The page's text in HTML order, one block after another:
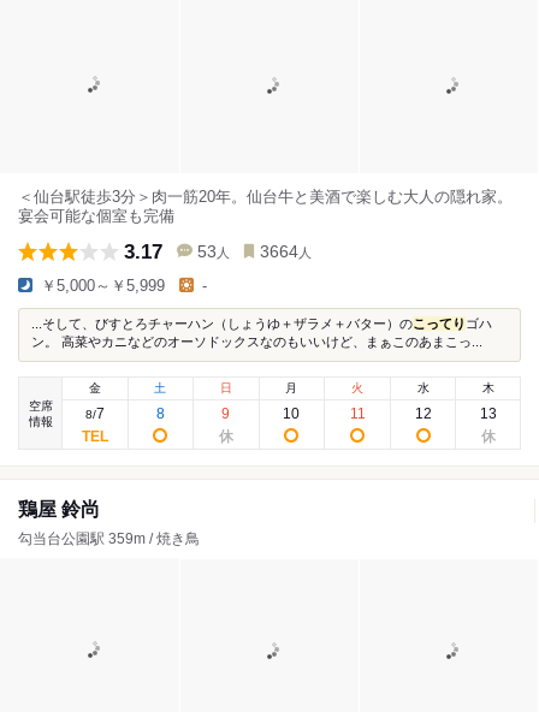
＜仙台駅徒歩3分＞肉一筋20年。仙台牛と美酒で楽しむ大人の隠れ家。
宴会可能な個室も完備
3.17 53 人 3664 人
￥5,000～￥5,999 -
...そして、びすとろチャーハン（しょうゆ＋ザラメ＋バター）のこってり ゴハ
ン。 高菜やカニなどのオーソドックスなのもいいけど、まぁこのあまこっ...
空席
情報
金
8/7
土
8
日
9
月
10
火
11
水
12
木
13
鶏屋 鈴尚
勾当台公園駅 359m / 焼き鳥